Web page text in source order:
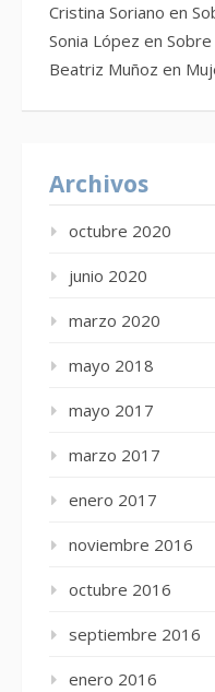
Cristina Soriano en
Sonia López en
Beatriz Muñoz en
Archivos
octubre 2020
junio 2020
marzo 2020
mayo 2018
mayo 2017
marzo 2017
enero 2017
noviembre 2016
octubre 2016
septiembre 2016
enero 2016